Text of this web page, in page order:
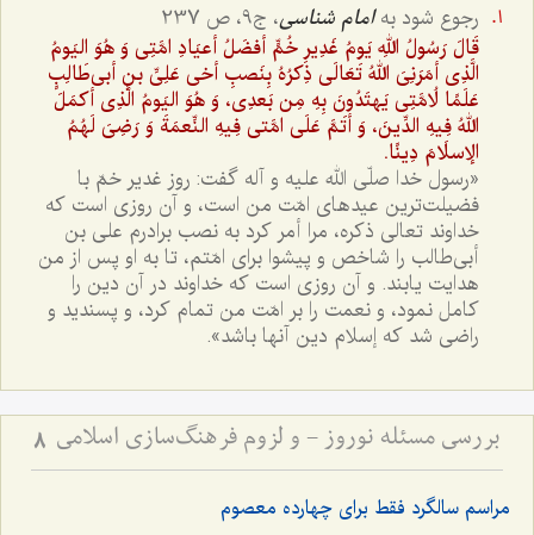
رجوع شود بهامام شناسى، ج‌9، ص 237
قَالَ رَسُولُ اللهِ يَومُ غَدِيرِ خُمٍّ أفضَلُ أعيَادِ امَّتِى وَ هُوَ اليَومُ
الَّذِى أمَرَنِىَ اللهُ تَعَالَى ذِكرُهُ بِنَصبِ أخى عَلِىِّ بنِ أبى‌طَالِبٍ
عَلَمًا لُامَّتِى يَهتَدُونَ بِهِ مِن بَعدِى، وَ هُوَ اليَومُ الَّذِى أكمَلَ
اللهُ فِيهِ الدِّينَ، وَ أتَمَّ عَلَى امَّتى فِيهِ النِّعمَةَ وَ رَضِىَ لَهُمُ
الإسلَامَ دِينًا.
«رسول خدا صلّى الله عليه و آله گفت: روز غدير خمّ با
فضيلت‌ترين عيدهاى امّت من است، و آن روزى است كه
خداوند تعالى ذكره، مرا أمر كرد به نصب برادرم على بن
أبى‌طالب را شاخص و پيشوا براى امّتم، تا به او پس از من
هدايت يابند. و آن‌ روزى است كه خداوند در آن دين را
كامل نمود، و نعمت را بر امّت من تمام كرد، و پسنديد و
راضى شد كه إسلام دين آنها باشد».
بررسی مسئله نوروز - و لزوم فرهنگ‌سازی اسلامی 8
مراسم سالگرد فقط برای چهارده معصوم